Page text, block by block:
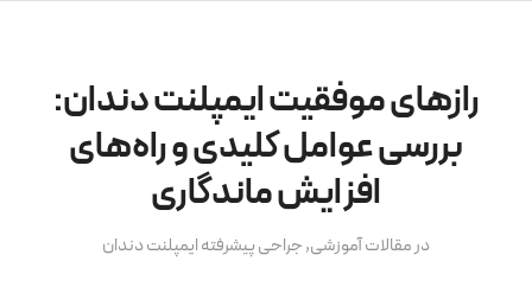
رازهای موفقیت ایمپلنت دندان:
بررسی عوامل کلیدی و راه‌های
افزایش ماندگاری
درمقالات آموزشی,جراحی پیشرفته ایمپلنت دندان